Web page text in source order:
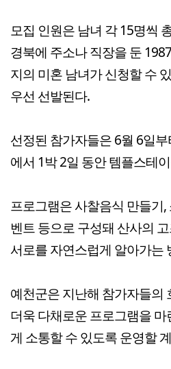
모집 인원은 남녀 각 15명씩
경북에 주소나 직장을 둔
지의 미혼 남녀가 신청할 수
우선 선발된다.
선정된 참가자들은 6월 6일
에서 1박 2일 동안 템플스테
프로그램은 사찰음식 만들기,
벤트 등으로 구성돼 산사의
서로를 자연스럽게 알아가는
예천군은 지난해 참가자들의
더욱 다채로운 프로그램을
게 소통할 수 있도록 운영할